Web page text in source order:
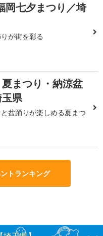
岡七夕まつり／埼
が街を彩る
まつり・納涼盆
県
盆踊りが楽しめる夏まつ
トランキング